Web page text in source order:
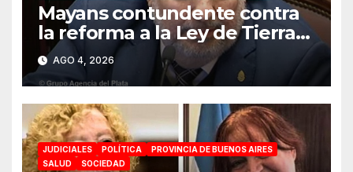
Mayans contundente contra
la reforma a la Ley de Tierras:
«Esta ley vende el país»
AGO 4, 2026
JUDICIALES POLÍTICA
PROVINCIA DE BUENOS AIRES
SALUD
SOCIEDAD